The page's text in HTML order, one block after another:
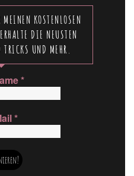
KOSTENLOSEN
DIE NEUSTEN
UND MEHR.
*
*